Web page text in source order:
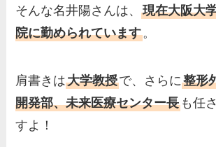
そんな名井陽さんは、現在大阪大
院に勤められています。
肩書きは大学教授で、さらに整形
開発部、未来医療センター長 も任
すよ！